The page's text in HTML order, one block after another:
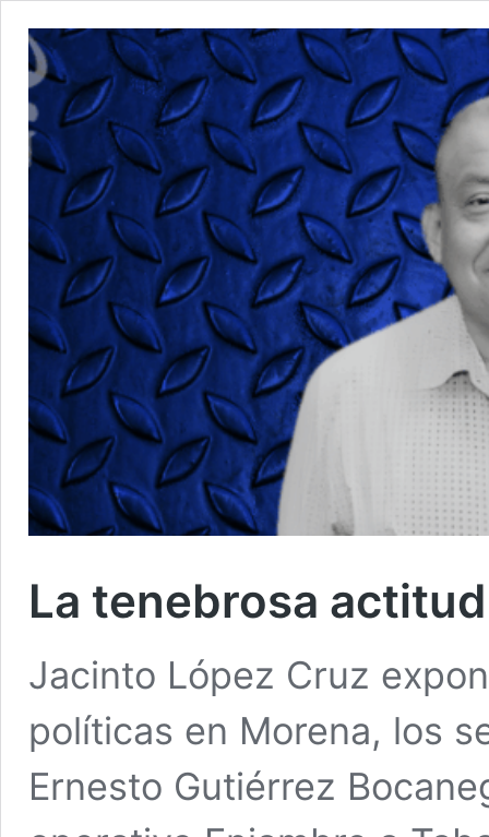
La tenebrosa
Jacinto López Cruz
políticas en Morena, los
Ernesto Gutiérrez